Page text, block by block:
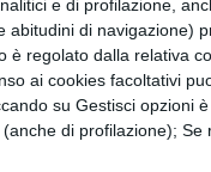
e di profilazione,
abitudini di navigazione)
è regolato dalla relativa
ai cookies facoltativi
su Gestisci opzioni
di profilazione); Se
che non sia
dai